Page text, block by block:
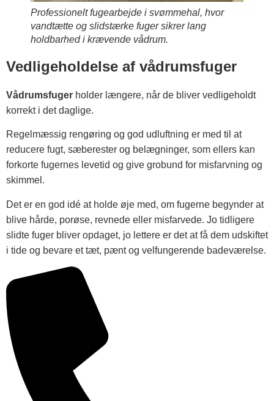
Professionelt fugearbejde i svømmehal, hvor
vandtætte og slidstærke fuger sikrer lang
holdbarhed i krævende vådrum.
Vedligeholdelse af vådrumsfuger
Vådrumsfuger holder længere, når de bliver vedligeholdt
korrekt i det daglige.
Regelmæssig rengøring og god udluftning er med til at
reducere fugt, sæberester og belægninger, som ellers kan
forkorte fugernes levetid og give grobund for misfarvning og
skimmel.
Det er en god idé at holde øje med, om fugerne begynder at
blive hårde, porøse, revnede eller misfarvede. Jo tidligere
slidte fuger bliver opdaget, jo lettere er det at få dem udskiftet
i tide og bevare et tæt, pænt og velfungerende badeværelse.